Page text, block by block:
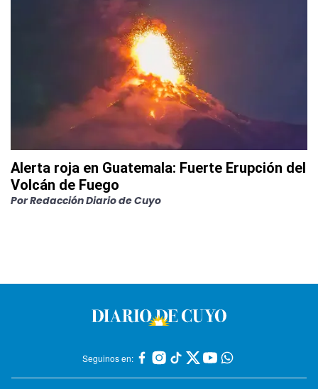
Alerta roja en Guatemala: Fuerte Erupción del
Volcán de Fuego
PorRedacción Diario de Cuyo
Seguinos en: